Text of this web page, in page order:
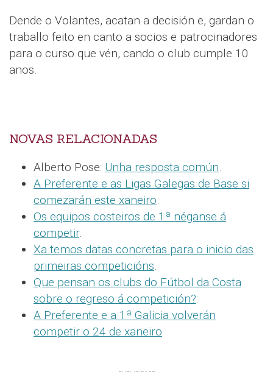
Dende o Volantes, acatan a decisión e, gardan o
traballo feito en canto a socios e patrocinadores
para o curso que vén, cando o club cumple 10
anos.
NOVAS RELACIONADAS
Alberto Pose: Unha resposta común.
A Preferente e as Ligas Galegas de Base si
comezarán este xaneiro.
Os equipos costeiros de 1ª néganse á
competir.
Xa temos datas concretas para o inicio das
primeiras competicións.
Que pensan os clubs do Fútbol da Costa
sobre o regreso á competición?:
A Preferente e a 1ª Galicia volverán
competir o 24 de xaneiro